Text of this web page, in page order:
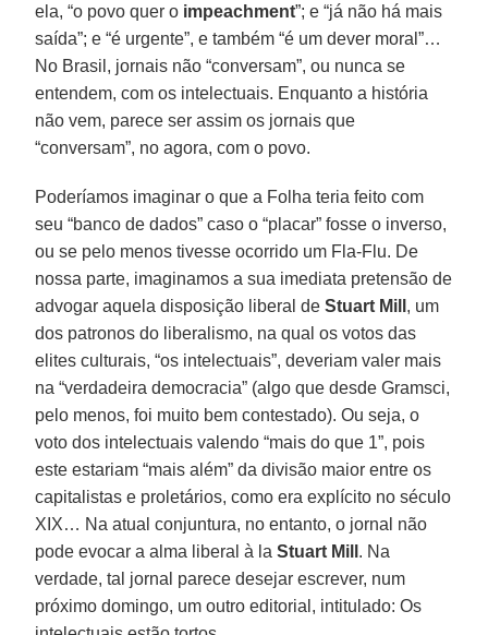
ela, “o povo quer o impeachment”; e “já não há mais
saída”; e “é urgente”, e também “é um dever moral”…
No Brasil, jornais não “conversam”, ou nunca se
entendem, com os intelectuais. Enquanto a história
não vem, parece ser assim os jornais que
“conversam”, no agora, com o povo.
Poderíamos imaginar o que a Folha teria feito com
seu “banco de dados” caso o “placar” fosse o inverso,
ou se pelo menos tivesse ocorrido um Fla-Flu. De
nossa parte, imaginamos a sua imediata pretensão de
advogar aquela disposição liberal deStuart Mill , um
dos patronos do liberalismo, na qual os votos das
elites culturais, “os intelectuais”, deveriam valer mais
na “verdadeira democracia” (algo que desde Gramsci,
pelo menos, foi muito bem contestado). Ou seja, o
voto dos intelectuais valendo “mais do que 1”, pois
este estariam “mais além” da divisão maior entre os
capitalistas e proletários, como era explícito no século
XIX… Na atual conjuntura, no entanto, o jornal não
pode evocar a alma liberal à laStuart Mill . Na
verdade, tal jornal parece desejar escrever, num
próximo domingo, um outro editorial, intitulado: Os